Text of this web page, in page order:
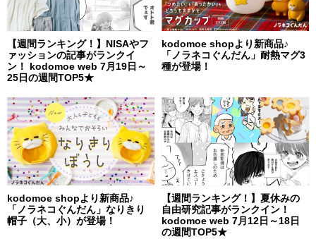
【週間ランキング！】NISAやフ
ァッションの記事がランクイ
ン！ kodomoe web 7月19日～
25日の週間TOP5★
kodomoe shopより新商品♪
「ノラネコぐんだん」耐熱マグ3
種が登場！
kodomoe shopより新商品♪
「ノラネコぐんだん」なりきり
帽子（大、小）が登場！
【週間ランキング！】夏休みの
自由研究記事がランクイン！
kodomoe web 7月12日～18日
の週間TOP5★